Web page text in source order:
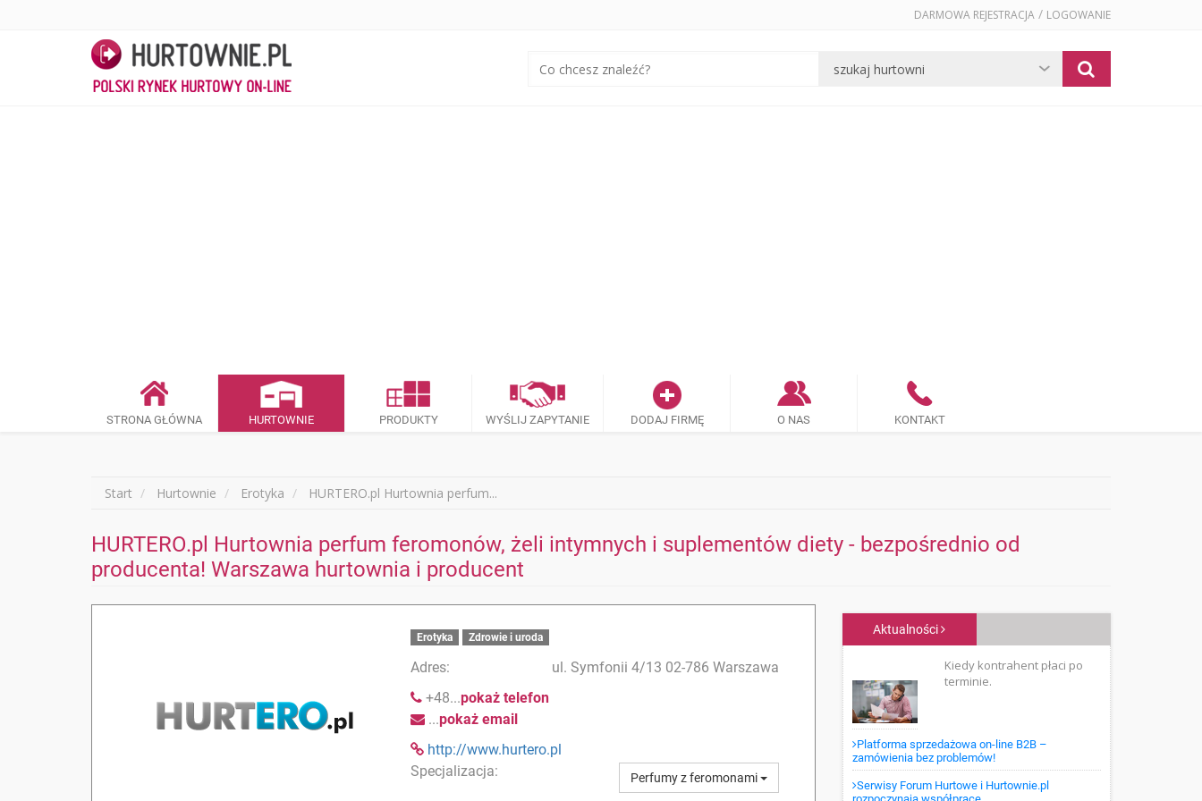
DARMOWA REJESTRACJA / LOGOWANIE
STRONA GŁÓWNA HURTOWNIE PRODUKTY WYŚLIJ ZAPYTANIE DODAJ FIRMĘ O NAS KONTAKT
Start Hurtownie Erotyka HURTERO.pl Hurtownia perfum...
HURTERO.pl Hurtownia perfum feromonów, żeli intymnych i suplementów diety - bezpośrednio od
producenta! Warszawa hurtownia i producent
Erotyka Zdrowie i uroda
Adres:
ul. Symfonii 4/13 02-786 Warszawa
+48...pokaż telefon
...pokaż email
http://www.hurtero.pl
Specjalizacja:
Perfumy z feromonami
Aktualności
Kiedy kontrahent płaci po
terminie.
Platforma sprzedażowa on-line B2B –
zamówienia bez problemów!
Serwisy Forum Hurtowe i Hurtownie.pl